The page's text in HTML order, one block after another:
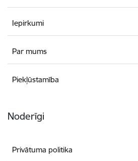
Iepirkumi
Par mums
Piekļūstamība
Noderīgi
Privātuma politika